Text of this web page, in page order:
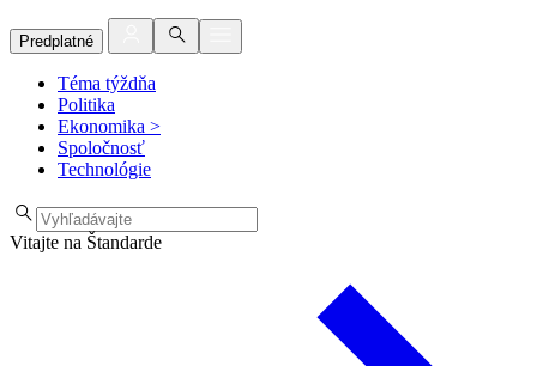
Predplatné
Téma týždňa
Politika
Ekonomika >
Spoločnosť
Technológie
Vitajte na Štandarde